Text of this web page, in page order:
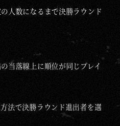
人数になるまで決勝ラウンド
当落線上に順位が同じプレイ
法で決勝ラウンド進出者を選